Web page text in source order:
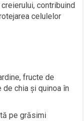
contribuind
celulelor
fructe de
de chia și quinoa în
pe grăsimi